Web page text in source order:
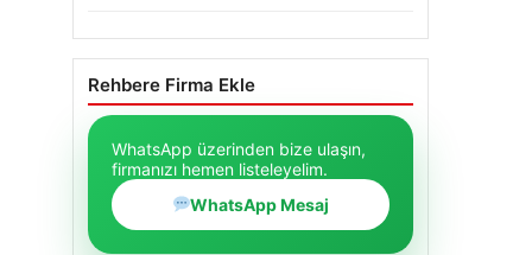
Rehbere Firma Ekle
WhatsApp üzerinden bize ulaşın,
firmanızı hemen listeleyelim.
WhatsApp Mesaj